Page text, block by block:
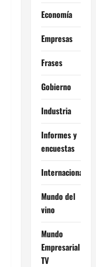
Economía
Empresas
Frases
Gobierno
Industria
Informes y
encuestas
Internacional
Mundo del
vino
Mundo
Empresarial
TV